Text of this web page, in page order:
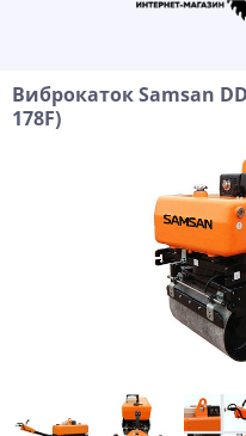
Виброкаток Samsan
178F)